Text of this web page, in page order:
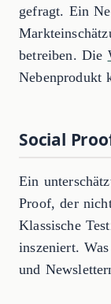
gefragt. Ein
betreiben. Die
Nebenprodukt
Social
Ein
Proof, der
Klassische
inszeniert.
und